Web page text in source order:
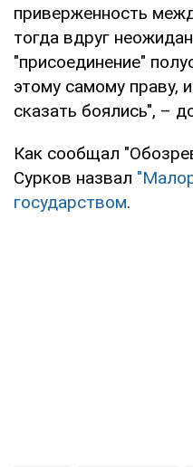
приверженность
тогда вдруг
"присоединение"
этому самому праву,
сказать боялись", –
Как сообщал
Сурков назвал
государством.